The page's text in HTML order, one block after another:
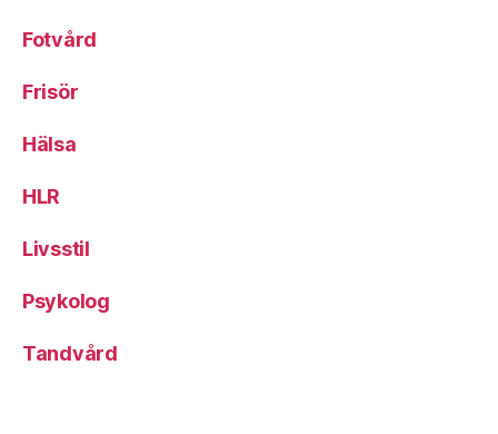
Fotvård
Frisör
Hälsa
HLR
Livsstil
Psykolog
Tandvård